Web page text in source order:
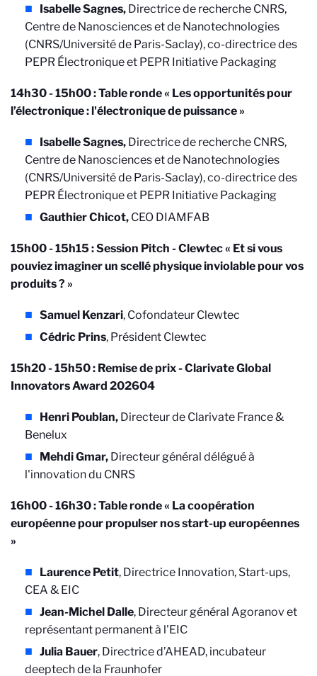
Isabelle Sagnes, Directrice de recherche CNRS,
Centre de Nanosciences et de Nanotechnologies
(CNRS/Université de Paris-Saclay), co-directrice des
PEPR Électronique et PEPR Initiative Packaging
14h30 - 15h00 : Table ronde « Les opportunités pour
l’électronique : l'électronique de puissance »
Isabelle Sagnes, Directrice de recherche CNRS,
Centre de Nanosciences et de Nanotechnologies
(CNRS/Université de Paris-Saclay), co-directrice des
PEPR Électronique et PEPR Initiative Packaging
Gauthier Chicot, CEO DIAMFAB
15h00 - 15h15 :Session Pitch - Clewtec « Et si vous
pouviez imaginer un scellé physique inviolable pour vos
produits ? »
Samuel Kenzari, Cofondateur Clewtec
Cédric Prins, Président Clewtec
15h20 - 15h50 : Remise de prix - Clarivate Global
Innovators Award 202604
Henri Poublan, Directeur de Clarivate France &
Benelux
Mehdi Gmar, Directeur général délégué à
l'innovation du CNRS
16h00 - 16h30 : Table ronde « La coopération
européenne pour propulser nos start-up européennes
»
Laurence Petit, Directrice Innovation, Start-ups,
CEA & EIC
Jean-Michel Dalle, Directeur général Agoranov et
représentant permanent à l'EIC
Julia Bauer, Directrice d’AHEAD, incubateur
deeptech de la Fraunhofer